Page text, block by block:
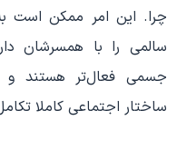
چرا. این امر ممکن است
سالمی را با همسرشان
جسمی فعال‌تر هستند و
ساختار اجتماعی کاملا